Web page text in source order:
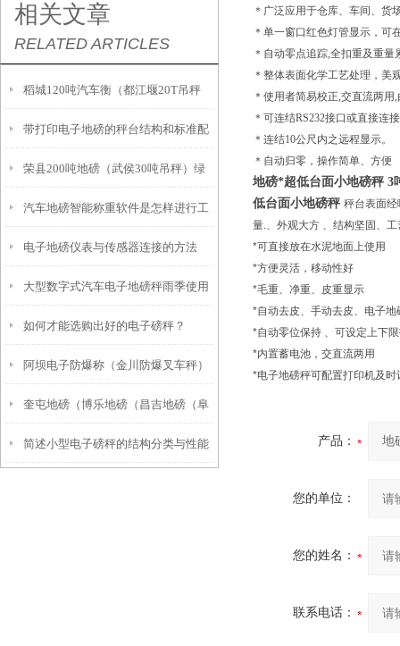
相关文章
RELATED ARTICLES
稻城120吨汽车衡（都江堰20T吊秤
（宝兴200T地磅）石屏汽车衡维修
带打印电子地磅的秤台结构和标准配
置
荣县200吨地磅（武侯30吨吊秤）绿
春汽车磅（大安20吨汽车衡维修
汽车地磅智能称重软件是怎样进行工
作的
电子地磅仪表与传感器连接的方法
大型数字式汽车电子地磅秤雨季使用
注意事项
如何才能选购出好的电子磅秤？
阿坝电子防爆称（金川防爆叉车秤）
小金防爆钢瓶秤）金平防爆台称维修
奎屯地磅（博乐地磅（昌吉地磅（阜
康地磅）库尔勒地磅）阿图什地磅维
简述小型电子磅秤的结构分类与性能
＊广泛应用于仓库、车间、货
＊单一窗口红色灯管显示，可
＊自动零点追踪,全扣重及重量
＊整体表面化学工艺处理，美
＊使用者简易校正,交直流两
＊可连结RS232接口或直接连
＊连结10公尺内之远程显示。
＊自动归零，操作简单、方便
地磅*超低台面小地磅秤 3
低台面小地磅秤 秤台表面经
量.、外观大方 、结构坚固、
*可直接放在水泥地面上使用
*方便灵活，移动性好
*毛重、净重、皮重显示
*自动去皮、手动去皮、电子
*自动零位保持 、可设定上下
*内置蓄电池，交直流两用
*电子地磅秤可配置打印机及时
产品：
您的单位：
您的姓名：
联系电话：